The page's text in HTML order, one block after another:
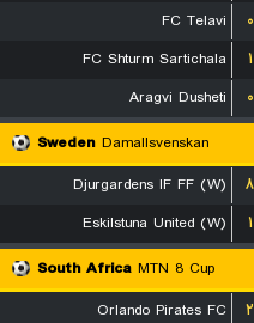
FC Telavi
۰
FC Shturm Sartichala
۱
Aragvi Dusheti
۰
Sweden Damallsvenskan
Djurgardens IF FF (W)
۸
Eskilstuna United (W)
۱
South Africa MTN 8 Cup
Orlando Pirates FC
۲